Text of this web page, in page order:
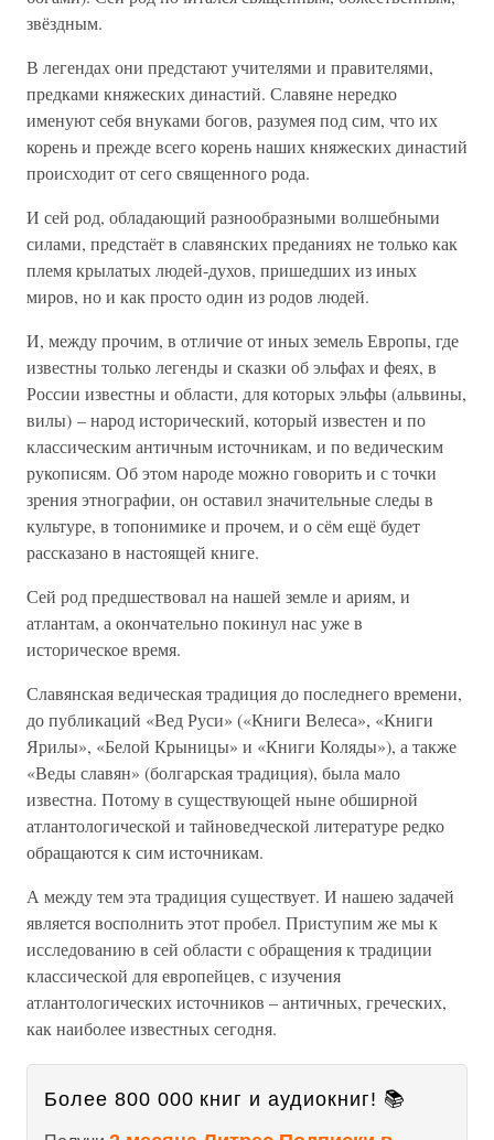
звёздным.
В легендах они предстают учителями и правителями,
предками княжеских династий. Славяне нередко
именуют себя внуками богов, разумея под сим, что их
корень и прежде всего корень наших княжеских династий
происходит от сего священного рода.
И сей род, обладающий разнообразными волшебными
силами, предстаёт в славянских преданиях не только как
племя крылатых людей-духов, пришедших из иных
миров, но и как просто один из родов людей.
И, между прочим, в отличие от иных земель Европы, где
известны только легенды и сказки об эльфах и феях, в
России известны и области, для которых эльфы (альвины,
вилы) – народ исторический, который известен и по
классическим античным источникам, и по ведическим
рукописям. Об этом народе можно говорить и с точки
зрения этнографии, он оставил значительные следы в
культуре, в топонимике и прочем, и о сём ещё будет
рассказано в настоящей книге.
Сей род предшествовал на нашей земле и ариям, и
атлантам, а окончательно покинул нас уже в
историческое время.
Славянская ведическая традиция до последнего времени,
до публикаций «Вед Руси» («Книги Велеса», «Книги
Ярилы», «Белой Крыницы» и «Книги Коляды»), а также
«Веды славян» (болгарская традиция), была мало
известна. Потому в существующей ныне обширной
атлантологической и тайноведческой литературе редко
обращаются к сим источникам.
А между тем эта традиция существует. И нашею задачей
является восполнить этот пробел. Приступим же мы к
исследованию в сей области с обращения к традиции
классической для европейцев, с изучения
атлантологических источников – античных, греческих,
как наиболее известных сегодня.
Более 800 000 книг и аудиокниг! 📚